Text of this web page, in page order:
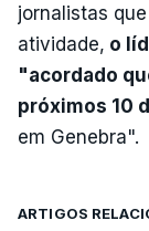
jornalistas
atividade, o
"acordado
próximos 10
em Genebra".
ARTIGOS